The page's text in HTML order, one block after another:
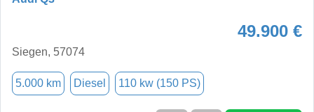
49.900 €
Siegen, 57074
5.000 km Diesel 110 kw (150 PS)